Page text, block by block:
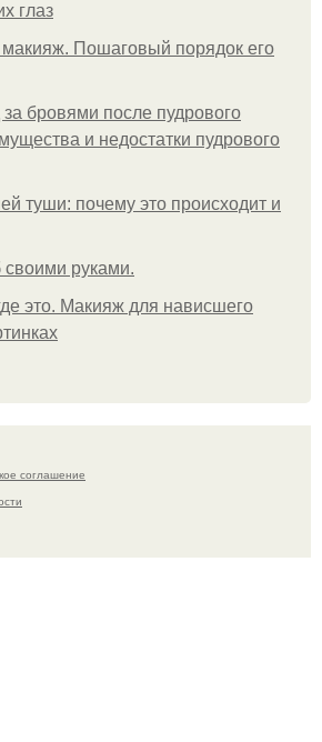
глаз
макияж. Пошаговый порядок его
бровями после пудрового
и недостатки пудрового
туши: почему это происходит и
своими руками.
это. Макияж для нависшего
соглашение